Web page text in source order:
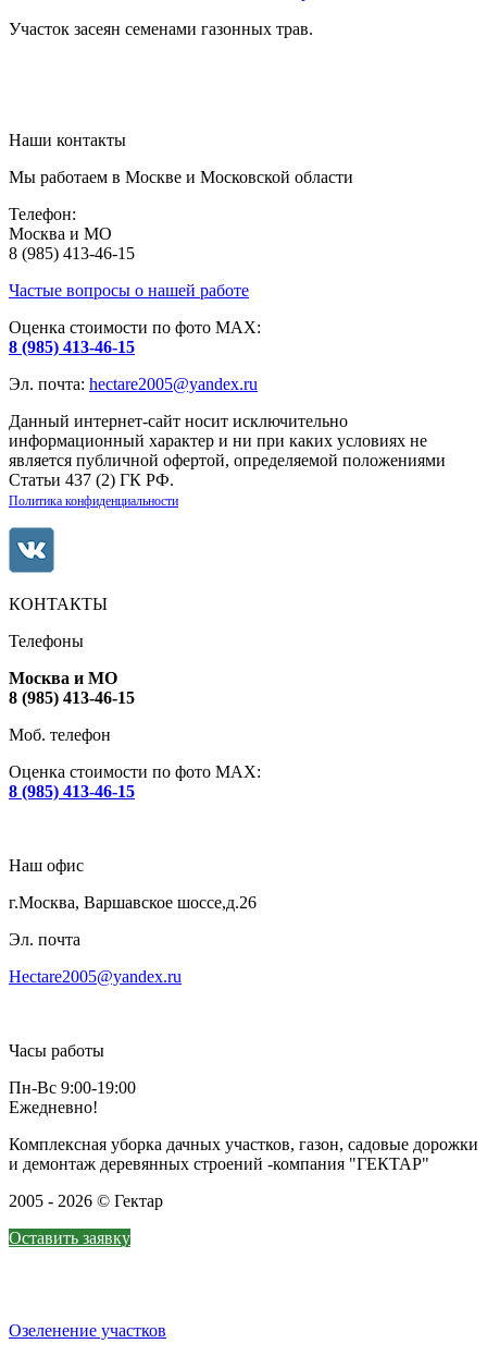
Участок засеян семенами газонных трав.
Наши контакты
Мы работаем в Москве и Московской области
Телефон:
Москва и МО
8 (985) 413-46-15
Частые вопросы о нашей работе
Оценка стоимости по фото МАХ:
8 (985) 413-46-15
Эл. почта: hectare2005@yandex.ru
Данный интернет-сайт носит исключительно
информационный характер и ни при каких условиях не
является публичной офертой, определяемой положениями
Статьи 437 (2) ГК РФ.
Политика конфиденциальности
КОНТАКТЫ
Телефоны
Москва и МО
8 (985) 413-46-15
Моб. телефон
Оценка стоимости по фото МАХ:
8 (985) 413-46-15
Наш офис
г.Москва, Варшавское шоссе,д.26
Эл. почта
Hectare2005@yandex.ru
Часы работы
Пн-Вс 9:00-19:00
Ежедневно!
Комплексная уборка дачных участков, газон, садовые дорожки
и демонтаж деревянных строений -компания "ГЕКТАР"
2005 - 2026 © Гектар
Оставить заявку
Озеленение участков